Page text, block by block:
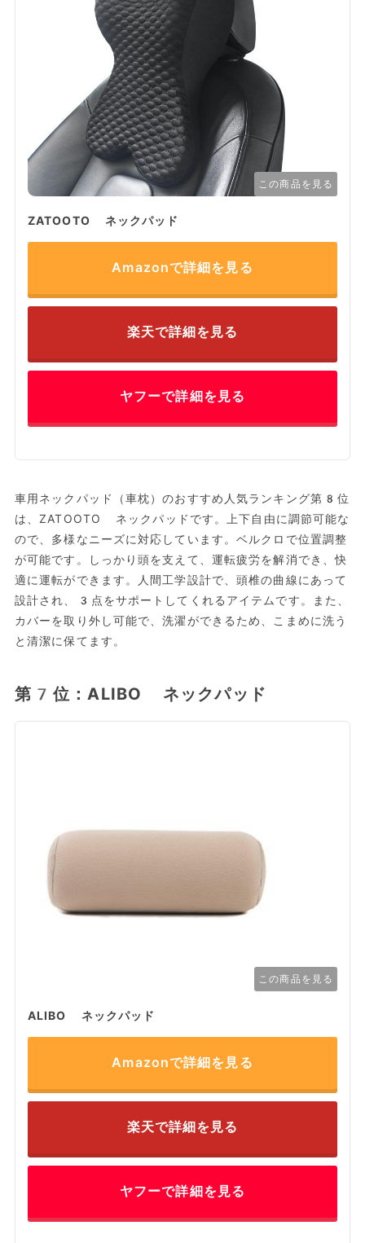
この商品を見る
ZATOOTO ネックパッド
Amazonで詳細を見る
楽天で詳細を見る
ヤフーで詳細を見る
車用ネックパッド（車枕）のおすすめ人気ランキング第8位
は、ZATOOTO ネックパッドです。上下自由に調節可能な
ので、多様なニーズに対応しています。ベルクロで位置調整
が可能です。しっかり頭を支えて、運転疲労を解消でき、快
適に運転ができます。人間工学設計で、頭椎の曲線にあって
設計され、3点をサポートしてくれるアイテムです。また、
カバーを取り外し可能で、洗濯ができるため、こまめに洗う
と清潔に保てます。
第7位：ALIBO ネックパッド
この商品を見る
ALIBO ネックパッド
Amazonで詳細を見る
楽天で詳細を見る
ヤフーで詳細を見る